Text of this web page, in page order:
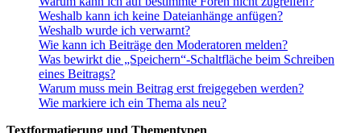
Weshalb kann ich keine Dateianhänge anfügen?
Weshalb wurde ich verwarnt?
Wie kann ich Beiträge den Moderatoren melden?
Was bewirkt die „Speichern“-Schaltfläche beim Schreiben
eines Beitrags?
Warum muss mein Beitrag erst freigegeben werden?
Wie markiere ich ein Thema als neu?